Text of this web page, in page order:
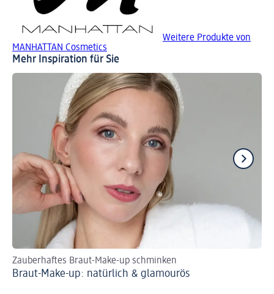
Weitere Produkte von
MANHATTAN Cosmetics
Mehr Inspiration für Sie
Zauberhaftes Braut-Make-up schminken
Braut-Make-up: natürlich & glamourös